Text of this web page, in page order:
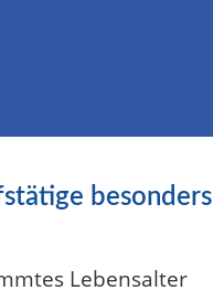
besonders
Lebensalter